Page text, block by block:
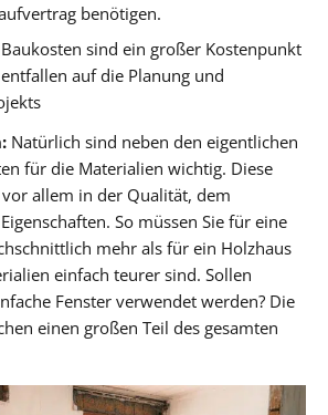
benötigen.
sind ein großer Kostenpunkt
auf die Planung und
Natürlich sind neben den eigentlichen
für die Materialien wichtig. Diese
allem in der Qualität, dem
So müssen Sie für eine
mehr als für ein Holzhaus
einfach teurer sind. Sollen
Fenster verwendet werden? Die
einen großen Teil des gesamten